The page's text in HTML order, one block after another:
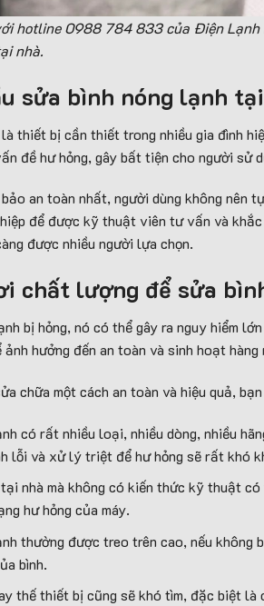
hotline 0988 784 833 của Điện
nhà.
sửa bình nóng lạnh
thiết bị cần thiết trong nhiều gia đình
đề hư hỏng, gây bất tiện cho người sử
an toàn nhất, người dùng không nên
để được kỹ thuật viên tư vấn và
được nhiều người lựa chọn.
chất lượng để sửa
bị hỏng, nó có thể gây ra nguy hiểm
hưởng đến an toàn và sinh hoạt hàng
chữa một cách an toàn và hiệu quả,
có rất nhiều loại, nhiều dòng, nhiều
lỗi và xử lý triệt để hư hỏng sẽ rất khó
nhà mà không có kiến thức kỹ thuật
hư hỏng của máy.
thường được treo trên cao, nếu
bình.
thế thiết bị cũng sẽ khó tìm, đặc biệt là